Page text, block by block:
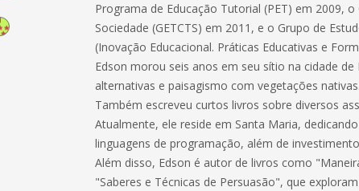
Programa de Educação Tutorial (PET) em 2009,
Sociedade (GETCTS) em 2011, e o Grupo de
(Inovação Educacional. Práticas Educativas e
Edson morou seis anos em seu sítio na cidade
alternativas e paisagismo com vegetações nativas.
Também escreveu curtos livros sobre diversos
Atualmente, ele reside em Santa Maria,
linguagens de programação, além de
Além disso, Edson é autor de livros como
"Saberes e Técnicas de Persuasão", que